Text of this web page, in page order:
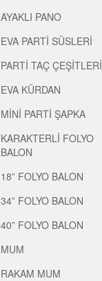
AYAKLI PANO
EVA PARTİ SÜSLERİ
PARTİ TAÇ ÇEŞİTLERİ
EVA KÜRDAN
MİNİ PARTİ ŞAPKA
KARAKTERLİ FOLYO
BALON
18” FOLYO BALON
34” FOLYO BALON
40” FOLYO BALON
MUM
RAKAM MUM